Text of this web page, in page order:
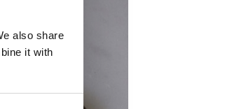
also share
it with